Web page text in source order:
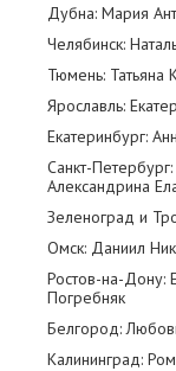
Дубна: Мария
Челябинск:
Тюмень: Татьяна
Ярославль:
Екатеринбург:
Санкт-
Александрина
Зеленоград и
Омск: Даниил
Ростов-на-Дону:
Погребняк
Белгород:
Калининград: